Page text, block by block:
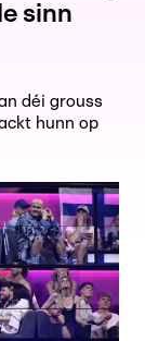
sinn
déi grouss
hunn op